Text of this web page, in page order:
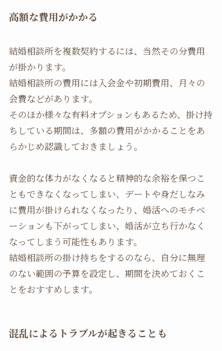
高額な費用がかかる
結婚相談所を複数契約するには、当然その分費用
が掛かります。
結婚相談所の費用には入会金や初期費用、月々の
会費などがあります。
そのほか様々な有料オプションもあるため、掛け持
ちしている期間は、多額の費用がかかることをあ
らかじめ認識しておきましょう。
資金的な体力がなくなると精神的な余裕を保つこ
ともできなくなってしまい、デートや身だしなみ
に費用が掛けられなくなったり、婚活へのモチベ
ーションも下がってしまい、婚活が立ち行かなく
なってしまう可能性もあります。
結婚相談所の掛け持ちをするのなら、自分に無理
のない範囲の予算を設定し、期間を決めておくこ
とをおすすめします。
混乱によるトラブルが起きることも